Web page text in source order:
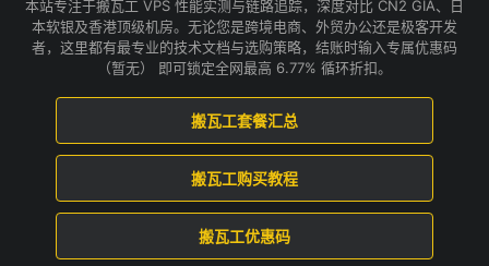
本站专注于搬瓦工 VPS 性能实测与链路追踪，深度对比 CN2 GIA、日
本软银及香港顶级机房。无论您是跨境电商、外贸办公还是极客开发
者，这里都有最专业的技术文档与选购策略，结账时输入专属优惠码
（暂无） 即可锁定全网最高 6.77% 循环折扣。
搬瓦工套餐汇总
搬瓦工购买教程
搬瓦工优惠码